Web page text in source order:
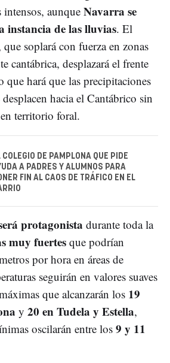
aunque Navarra se
instancia de las lluvias. El
que soplará con fuerza en zonas
cantábrica, desplazará el frente
que hará que las precipitaciones
hacia el Cantábrico sin
territorio foral.
COLEGIO DE PAMPLONA QUE PIDE
A PADRES Y ALUMNOS PARA
FIN AL CAOS DE TRÁFICO EN EL
protagonista durante toda la
muy fuertes que podrían
por hora en áreas de
seguirán en valores suaves
que alcanzarán los 19
y 20 en Tudela y Estella,
oscilarán entre los 9 y 11